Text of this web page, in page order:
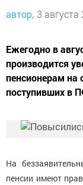
автор, 3 августа
Ежегодно в
производится
пенсионерам на
поступивших в
На
пенсии имеют